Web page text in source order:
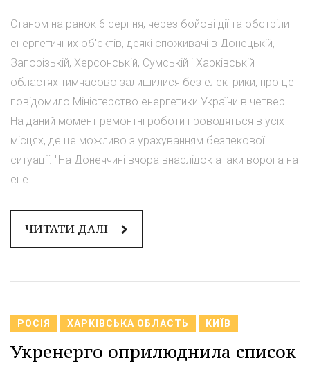
Станом на ранок 6 серпня, через бойові дії та обстріли
енергетичних об'єктів, деякі споживачі в Донецькій,
Запорізькій, Херсонській, Сумській і Харківській
областях тимчасово залишилися без електрики, про це
повідомило Міністерство енергетики України в четвер.
На даний момент ремонтні роботи проводяться в усіх
місцях, де це можливо з урахуванням безпекової
ситуації. "На Донеччині вчора внаслідок атаки ворога на
ене...
ЧИТАТИ ДАЛІ
РОСІЯ ХАРКІВСЬКА ОБЛАСТЬ КИЇВ
Укренерго оприлюднила список